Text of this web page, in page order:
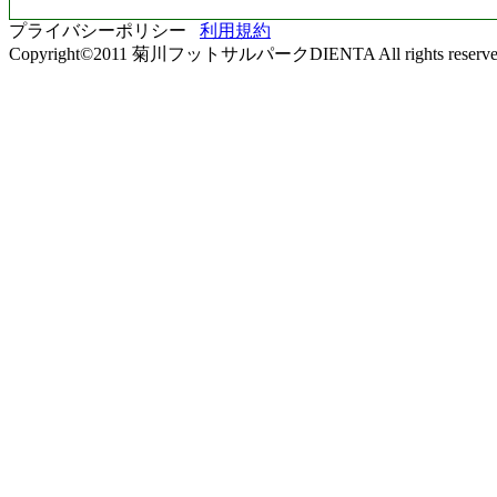
プライバシーポリシー 利用規約
Copyright©2011 菊川フットサルパークDIENTA All rights